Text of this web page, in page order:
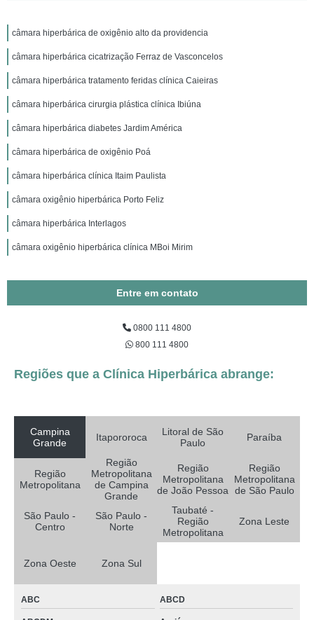
câmara hiperbárica de oxigênio alto da providencia
câmara hiperbárica cicatrização Ferraz de Vasconcelos
câmara hiperbárica tratamento feridas clínica Caieiras
câmara hiperbárica cirurgia plástica clínica Ibiúna
câmara hiperbárica diabetes Jardim América
câmara hiperbárica de oxigênio Poá
câmara hiperbárica clínica Itaim Paulista
câmara oxigênio hiperbárica Porto Feliz
câmara hiperbárica Interlagos
câmara oxigênio hiperbárica clínica MBoi Mirim
Entre em contato
0800 111 4800
800 111 4800
Regiões que a Clínica Hiperbárica abrange:
Campina
Grande
Itapororoca
Litoral de São
Paulo
Paraíba
Região
Metropolitana
Região
Metropolitana
de Campina
Grande
Região
Metropolitana
de João Pessoa
Região
Metropolitana
de São Paulo
São Paulo -
Centro
São Paulo -
Norte
Taubaté -
Região
Metropolitana
Zona Leste
Zona Oeste Zona Sul
ABC ABCD